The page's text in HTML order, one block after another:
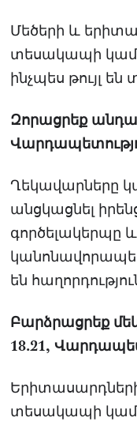
Մեծերի և
տեսակապի կամ
ինչպես թույլ
Զորացրեք
Ղեկավարները
անցկացնել
գործելակերպը
են
Բարձրացրեք
18.21,
Երիտասարդների
տեսակապի կամ